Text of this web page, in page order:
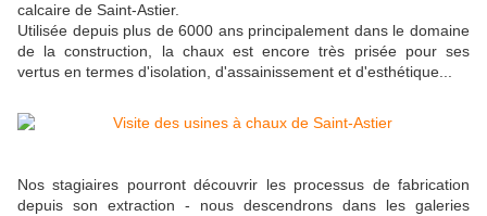
calcaire de Saint-Astier.
Utilisée depuis plus de 6000 ans principalement dans le domaine
de la construction, la chaux est encore très prisée pour ses
vertus en termes d'isolation, d'assainissement et d'esthétique...
Nos stagiaires pourront découvrir les processus de fabrication
depuis son extraction - nous descendrons dans les galeries